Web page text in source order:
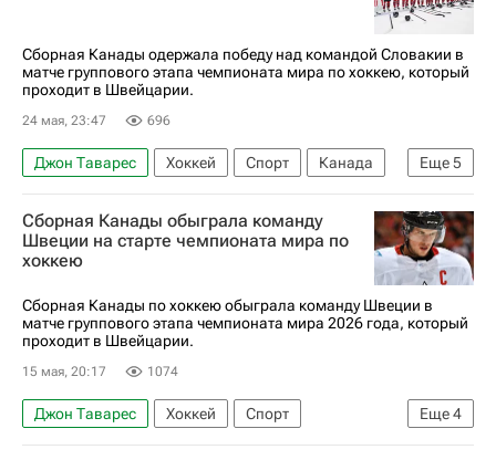
Сборная Канады одержала победу над командой Словакии в
матче группового этапа чемпионата мира по хоккею, который
проходит в Швейцарии.
24 мая, 23:47 696
Еще5
Джон Таварес Хоккей Спорт
Канада
Словакия
Швейцария
Дилан Козенс
Габриэль Виларди
Чемпионат мира по хоккею
Сборная Канады обыграла команду
Швеции на старте чемпионата мира по
хоккею
Сборная Канады по хоккею обыграла команду Швеции в
матче группового этапа чемпионата мира 2026 года, который
проходит в Швейцарии.
15 мая, 20:17 1074
Еще4
Джон Таварес Хоккей
Спорт
Чемпионат мира по хоккею